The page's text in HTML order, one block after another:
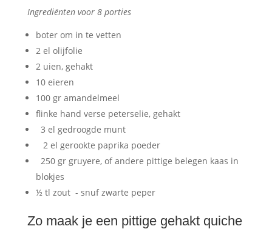
Ingrediënten voor 8 porties
boter om in te vetten
2 el olijfolie
2 uien, gehakt
10 eieren
100 gr amandelmeel
flinke hand verse peterselie, gehakt
3 el gedroogde munt
2 el gerookte paprika poeder
250 gr gruyere, of andere pittige belegen kaas in
blokjes
½ tl zout - snuf zwarte peper
Zo maak je een pittige gehakt quiche